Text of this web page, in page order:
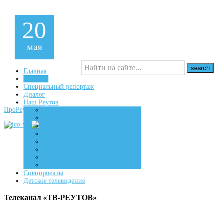
16+
ПроРеутов
Главная
Специальный репортаж
Диалог
Наш Реутов
Спецпроекты
Детское телевидение
Телеканал «ТВ-РЕУТОВ»
20
мая